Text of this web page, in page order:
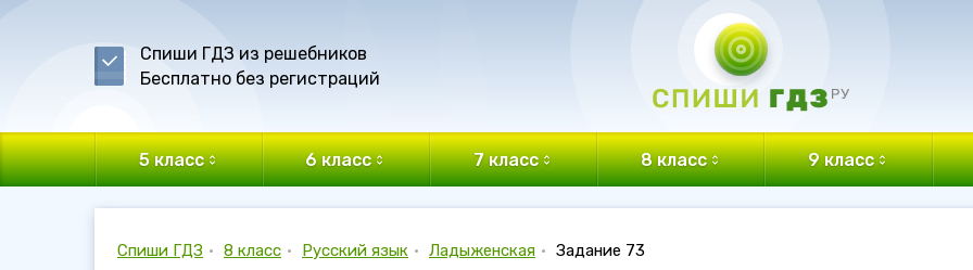
Спиши ГДЗ из решебников
Бесплатно без регистраций
5 класс 6 класс 7 класс 8 класс 9 класс
Спиши ГДЗ • 8 класс • Русский язык • Ладыженская • Задание 73